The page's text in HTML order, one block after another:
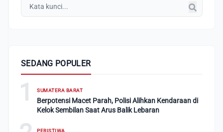
SEDANG POPULER
1 SUMATERA BARAT
Berpotensi Macet Parah, Polisi Alihkan Kendaraan di
Kelok Sembilan Saat Arus Balik Lebaran
PERISTIWA